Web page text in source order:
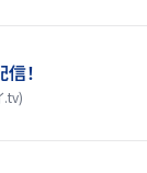
！
.tv)